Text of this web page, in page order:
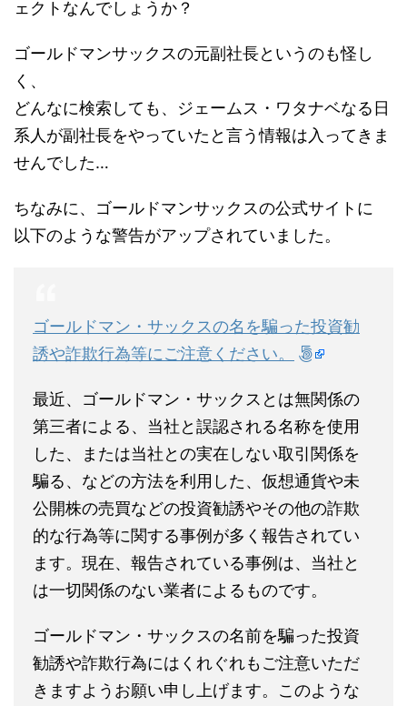
ェクトなんでしょうか？
ゴールドマンサックスの元副社長というのも怪し
く、
どんなに検索しても、ジェームス・ワタナベなる日
系人が副社長をやっていたと言う情報は入ってきま
せんでした…
ちなみに、ゴールドマンサックスの公式サイトに
以下のような警告がアップされていました。
ゴールドマン・サックスの名を騙った投資勧
誘や詐欺行為等にご注意ください。
最近、ゴールドマン・サックスとは無関係の
第三者による、当社と誤認される名称を使用
した、または当社との実在しない取引関係を
騙る、などの方法を利用した、仮想通貨や未
公開株の売買などの投資勧誘やその他の詐欺
的な行為等に関する事例が多く報告されてい
ます。現在、報告されている事例は、当社と
は一切関係のない業者によるものです。
ゴールドマン・サックスの名前を騙った投資
勧誘や詐欺行為にはくれぐれもご注意いただ
きますようお願い申し上げます。このような